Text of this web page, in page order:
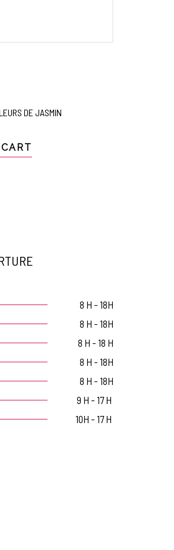
DE JASMIN
8 H - 18H
8 H - 18H
8 H - 18 H
8 H - 18H
8 H - 18H
9 H - 17 H
10H - 17 H